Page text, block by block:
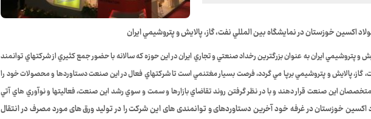
اکسین خوزستان در نمايشگاه بين المللي نفت، گاز، پالايش و پتروشيمي ايران
و پتروشيمي ايران به عنوان بزرگترين رخداد صنعتي و تجاري ايران در اين حوزه كه سالانه با حضور جمع كثيري از شركتهاي توانمند
گاز، پالايش و پتروشيمي برپا مي گردد، فرصت بسيار مغتنمي است تا شركتهاي فعال در اين صنعت دستاوردها و محصولات خود را
اين صنعت قرار دهند و با در نظر گرفتن روند تقاضاي بازارها و سمت و سوي رشد اين صنعت، فعاليتها و نوآوري هاي آتي
خوزستان در غرفه خود آخرین دستاوردهای و توانمندی های این شرکت را در تولید ورق های مورد مصرف در انتقال